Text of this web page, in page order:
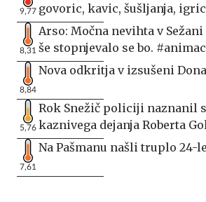
9,77 govoric, kavic, šušljanja,
8,31
Arso: Močna nevihta v
še stopnjevalo se bo.
8,84
Nova odkritja v izsušeni
5,76
Rok Snežič policiji naznanil
kaznivega dejanja Roberta
7,61
Na Pašmanu našli truplo 24-